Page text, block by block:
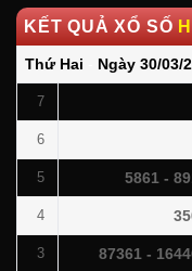
KẾT QUẢ XỔ SỐ
Thứ Hai Ngày 30/03/
7
6
5 5861 -
4
3 87361 -